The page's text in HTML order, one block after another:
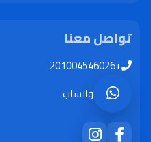
تواصل معنا
+201004546026
واتساب